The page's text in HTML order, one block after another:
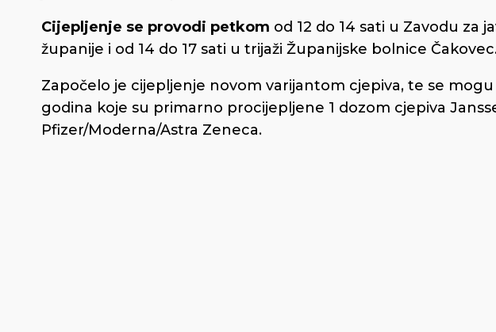
Cijepljenje se provodi petkom od 12 do 14 sati u Zavodu za
županije i od 14 do 17 sati u trijaži Županijske bolnice
Započelo je cijepljenje novom varijantom cjepiva, te se
godina koje su primarno procijepljene 1 dozom cjepiva
Pfizer/Moderna/Astra Zeneca.